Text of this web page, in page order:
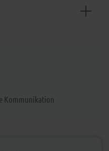
Kommunikation